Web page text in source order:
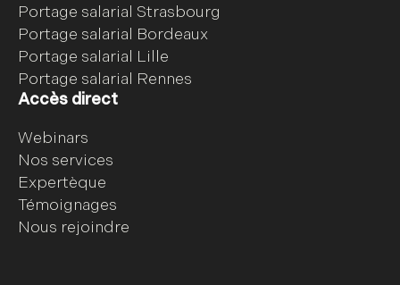
Portage salarial Strasbourg
Portage salarial Bordeaux
Portage salarial Lille
Portage salarial Rennes
Accès direct
Webinars
Nos services
Expertèque
Témoignages
Nous rejoindre